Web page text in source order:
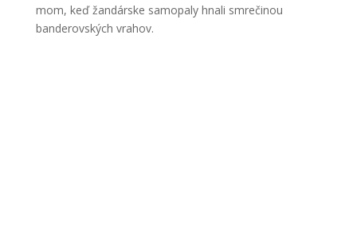
mom, keď žandárske samopaly hnali smrečinou
banderovských vrahov.